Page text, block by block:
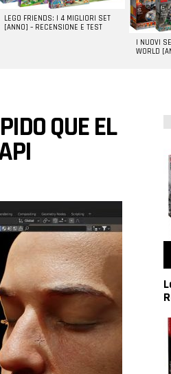
LEGO FRIENDS: I 4 MIGLIORI SET
[ANNO] – RECENSIONE E TEST
I NUOVI
WORLD
QUE EL